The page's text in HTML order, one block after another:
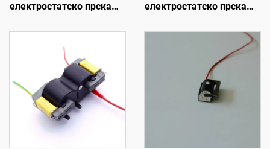
електростатско прскање
електростатско прскање